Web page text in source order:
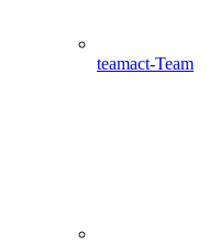
teamact-Team